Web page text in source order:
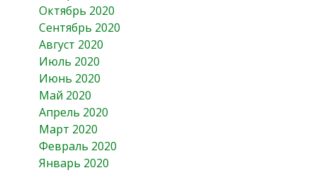
Октябрь 2020
Сентябрь 2020
Август 2020
Июль 2020
Июнь 2020
Май 2020
Апрель 2020
Март 2020
Февраль 2020
Январь 2020